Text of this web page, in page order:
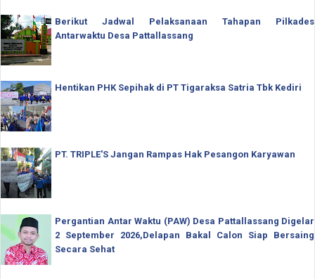
Berikut Jadwal Pelaksanaan Tahapan Pilkades
Antarwaktu Desa Pattallassang
Hentikan PHK Sepihak di PT Tigaraksa Satria Tbk Kediri
PT. TRIPLE'S Jangan Rampas Hak Pesangon Karyawan
Pergantian Antar Waktu (PAW) Desa Pattallassang Digelar
2 September 2026,Delapan Bakal Calon Siap Bersaing
Secara Sehat